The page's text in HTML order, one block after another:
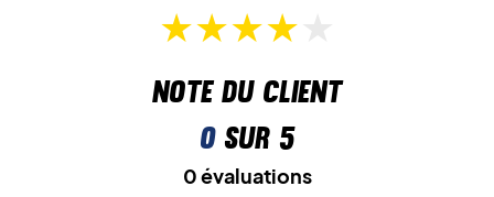
Note du client
0sur 5
0 évaluations